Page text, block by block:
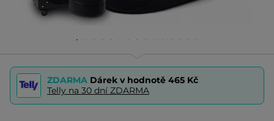
ZDARMA Dárek v hodnotě 465 Kč
Telly na 30 dní ZDARMA